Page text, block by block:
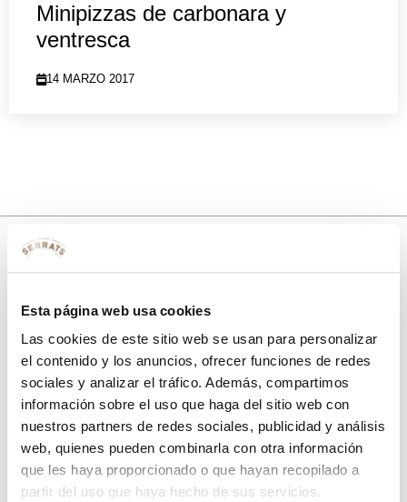
Esta página web usa cookies
Las cookies de este sitio web se usan para personalizar
el contenido y los anuncios, ofrecer funciones de redes
sociales y analizar el tráfico. Además, compartimos
información sobre el uso que haga del sitio web con
nuestros partners de redes sociales, publicidad y análisis
web, quienes pueden combinarla con otra información
que les haya proporcionado o que hayan recopilado a
partir del uso que haya hecho de sus servicios.
Minipizzas de carbonara y
ventresca
14 MARZO 2017
con tu primera compra.
Apúntatea nuestra newsletter para recibir nuestras ofertas
disfruta de
un 10% de descuento en tu primera compra.